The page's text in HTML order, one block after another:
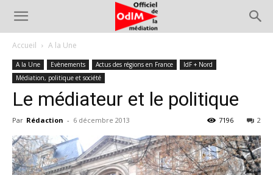
Accueil A la Une
A la Une Evènements Actus des régions en France
IdF + Nord
Médiation, politique et société
Le médiateur et le politique
Par Rédaction - 6 décembre 2013 2
7196